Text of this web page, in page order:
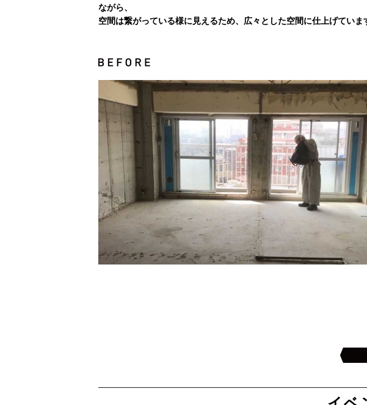
ながら、
空間は繋がっている様に見えるため、広々とした空間に仕上げていま